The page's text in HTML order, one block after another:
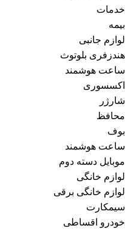
خدمات
بیمه
لوازم جانبی
هندزفری بلوتوث
ساعت هوشمند
اکسسوری
شارژر
محافظ
بوف
ساعت هوشمند
موبایل دسته دوم
لوازم خانگی
لوازم خانگی برقی
سیمکارت
خودرو اقساطی